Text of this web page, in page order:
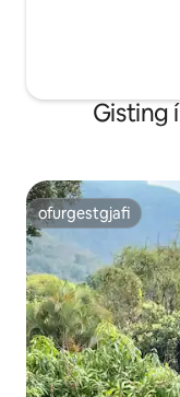
Gisting
ofurgestgjafi
ofurgestgjafi